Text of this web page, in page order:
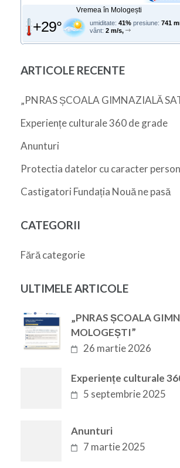
Vremea în Mologești
+29° umiditate: 41% presiune: 741
vânt: 2 m/s,
ARTICOLE RECENTE
„PNRAS ȘCOALA GIMNAZIALĂ
Experiențe culturale 360 de grade
Anunturi
Protectia datelor cu caracter
Castigatori Fundația Nouă ne pasă
CATEGORII
Fără categorie
ULTIMELE ARTICOLE
„PNRAS ȘCOALA
MOLOGEȘTI”
26 martie 2026
Experiențe culturale
5 septembrie 2025
Anunturi
7 martie 2025